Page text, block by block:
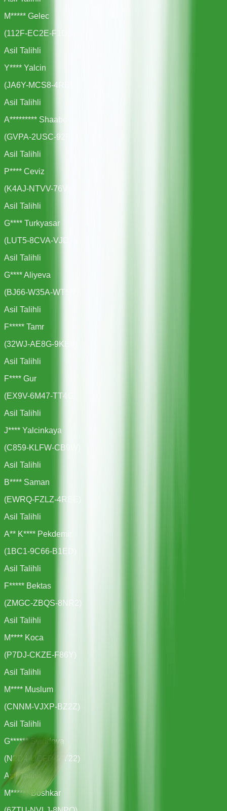
M***** Gelec
(112F-EC2E-F1DB
Asil Talihli
Y**** Yalcin
(JA6Y-MCS8-4RBD
Asil Talihli
A********* Shaabo
(GVPA-2USC-92PL
Asil Talihli
P**** Ceviz
(K4AJ-NTVV-76V2
Asil Talihli
G**** Turkyasar
(LUT5-8CVA-VJDX
Asil Talihli
G**** Aliyeva
(BJ66-W35A-WT5R
Asil Talihli
F***** Tamr
(32WJ-AE8G-9KE9
Asil Talihli
F**** Gur
(EX9V-6M47-TT4G
Asil Talihli
J**** Yalcinkaya
(C859-KLFW-CB9W
Asil Talihli
B**** Saman
(EWRQ-FZLZ-4REE
Asil Talihli
A** K**** Pekdemir
(1BC1-9C66-B1ED
Asil Talihli
F***** Bektas
(ZMGC-ZBQS-8NR2
Asil Talihli
M**** Koca
(P7DJ-CKZE-F86Y
)
Asil Talihli
M**** Muslum
(CNNM-VJXP-BZ2Z)
Asil Talihli
G****** Sviridova
(N2D4-UCFD-MY22)
Asil Talihli
M****** Boshkar